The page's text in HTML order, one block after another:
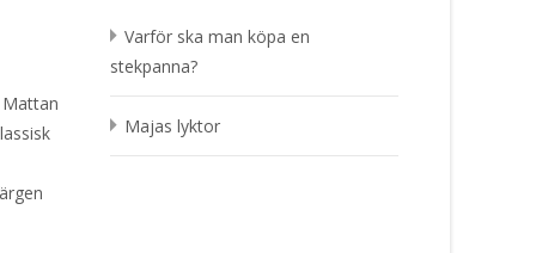
Varför ska man köpa en
stekpanna?
Majas lyktor